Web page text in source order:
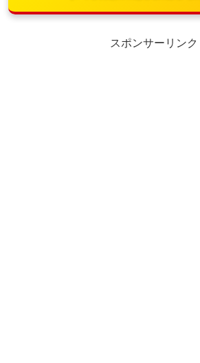
スポンサーリンク